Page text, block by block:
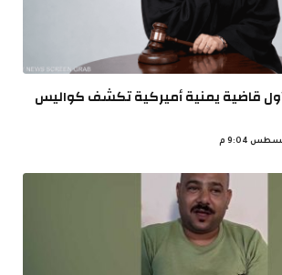
قاضية يمنية أميركية تكشف كواليس